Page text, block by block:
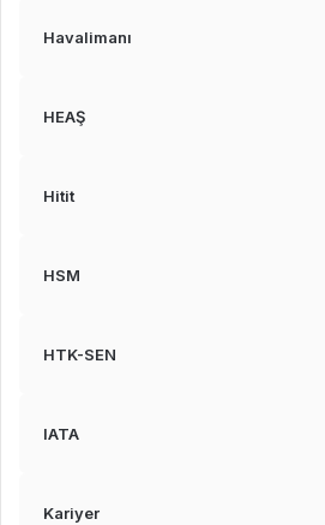
Havalimanı
HEAŞ
Hitit
HSM
HTK-SEN
IATA
Kariyer